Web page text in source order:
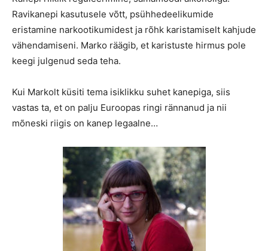
Ravikanepi kasutusele võtt, psühhedeelikumide
eristamine narkootikumidest ja rõhk karistamiselt kahjude
vähendamiseni. Marko räägib, et karistuste hirmus pole
keegi julgenud seda teha.
Kui Markolt küsiti tema isiklikku suhet kanepiga, siis
vastas ta, et on palju Euroopas ringi rännanud ja nii
mõneski riigis on kanep legaalne…